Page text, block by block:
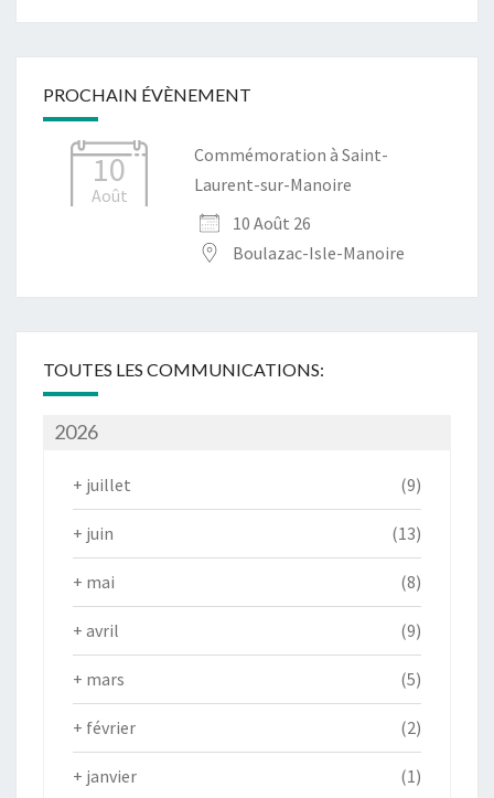
PROCHAIN ÉVÈNEMENT
10
Août
Commémoration à Saint-
Laurent-sur-Manoire
10 Août 26
Boulazac-Isle-Manoire
TOUTES LES COMMUNICATIONS:
2026
+ juillet (9)
+ juin (13)
+ mai (8)
+ avril (9)
+ mars (5)
+ février (2)
+ janvier (1)